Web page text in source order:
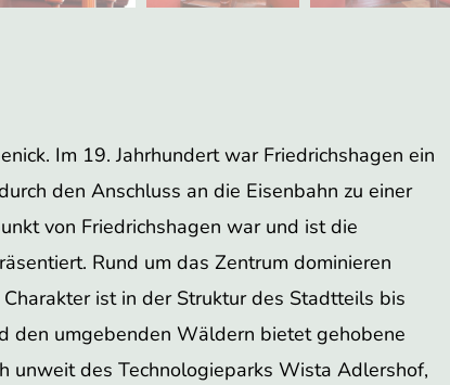
Im 19. Jahrhundert war Friedrichshagen ein
den Anschluss an die Eisenbahn zu einer
von Friedrichshagen war und ist die
Rund um das Zentrum dominieren
ist in der Struktur des Stadtteils bis
den umgebenden Wäldern bietet gehobene
unweit des Technologieparks Wista Adlershof,